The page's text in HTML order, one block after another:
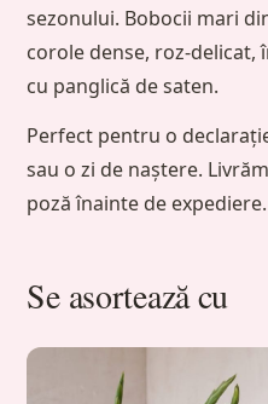
sezonului. Bobocii mari
corole dense, roz-delicat,
cu panglică de saten.
Perfect pentru o
sau o zi de naștere.
poză înainte de expediere.
Se asortează cu